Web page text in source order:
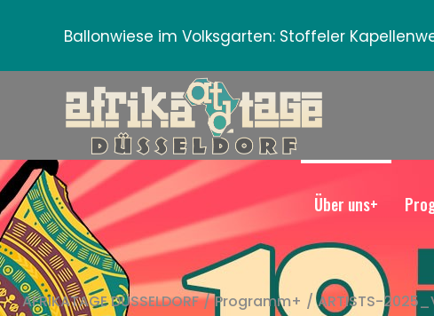
Ballonwiese im Volksgarten: Stoffeler
Über uns+
AFRIKATAGE DÜSSELDORF / Programm+ / ARTISTS-